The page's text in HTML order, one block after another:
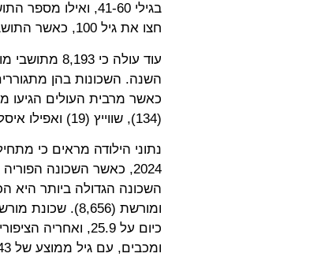
חצו את גיל 100, כאשר התושב המודיעיני המבוגר ביותר הוא בן 108.
(134), שווייץ (19) ואפילו איסלנד (2).
ומורשת
ומכבים, עם גיל ממוצע של 43 שנים.